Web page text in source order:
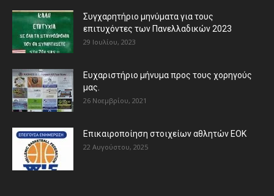
Συγχαρητήριο μηνύματα για τους
επιτυχόντες των Πανελλαδικών 2023
29 Ιουλίου, 2023
Ευχαριστήριο μήνυμα προς τους χορηγούς
μας.
26 Νοεμβρίου, 2021
Eπικαιροποίηση στοιχείων αθλητών ΕΟΚ
22 Αυγούστου, 2025